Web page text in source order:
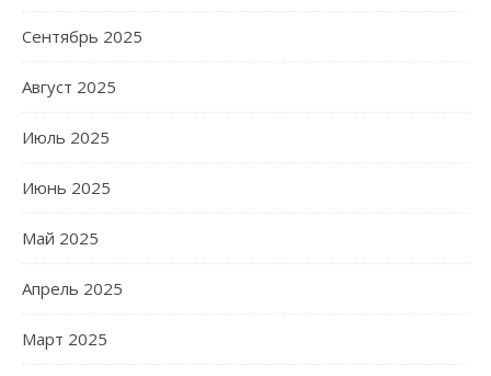
Сентябрь 2025
Август 2025
Июль 2025
Июнь 2025
Май 2025
Апрель 2025
Март 2025